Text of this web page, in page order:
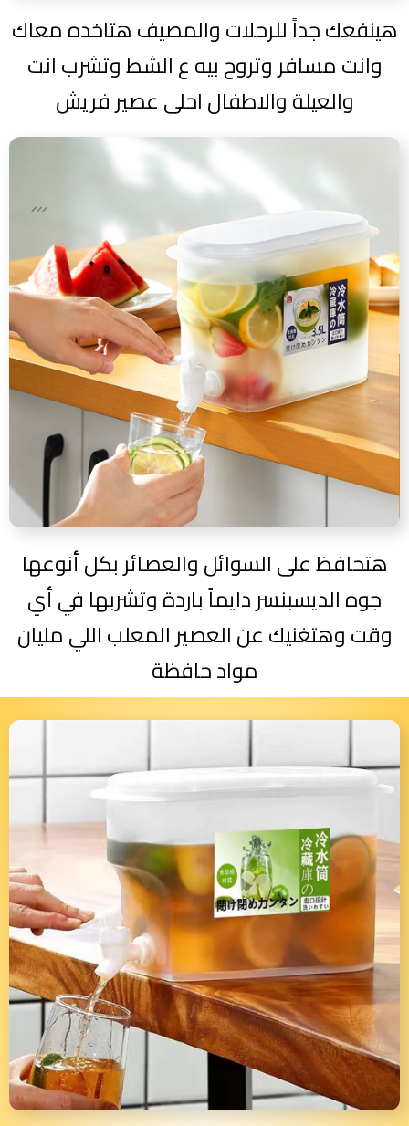
هينفعك جداً للرحلات والمصيف هتاخده معاك
وانت مسافر وتروح بيه ع الشط وتشرب انت
والعيلة والاطفال احلى عصير فريش
هتحافظ على السوائل والعصائر بكل أنوعها
جوه الديسبنسر دايماً باردة وتشربها في أي
وقت وهتغنيك عن العصير المعلب اللي مليان
مواد حافظة